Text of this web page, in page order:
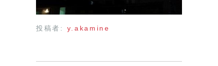
投稿者: y.akamine